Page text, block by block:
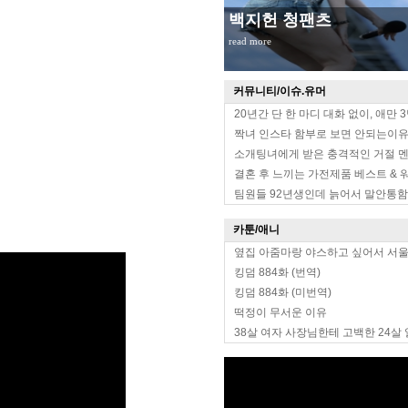
백지헌 청팬츠
read more
커뮤니티/이슈.유머
20년간 단 한 마디 대화 없이, 애만
짝녀 인스타 함부로 보면 안되는이유
소개팅녀에게 받은 충격적인 거절
결혼 후 느끼는 가전제품 베스트 &
팀원들 92년생인데 늙어서 말안통
카툰/애니
옆집 아줌마랑 야스하고 싶어서 서
킹덤 884화 (번역)
킹덤 884화 (미번역)
떡정이 무서운 이유
38살 여자 사장님한테 고백한 24살